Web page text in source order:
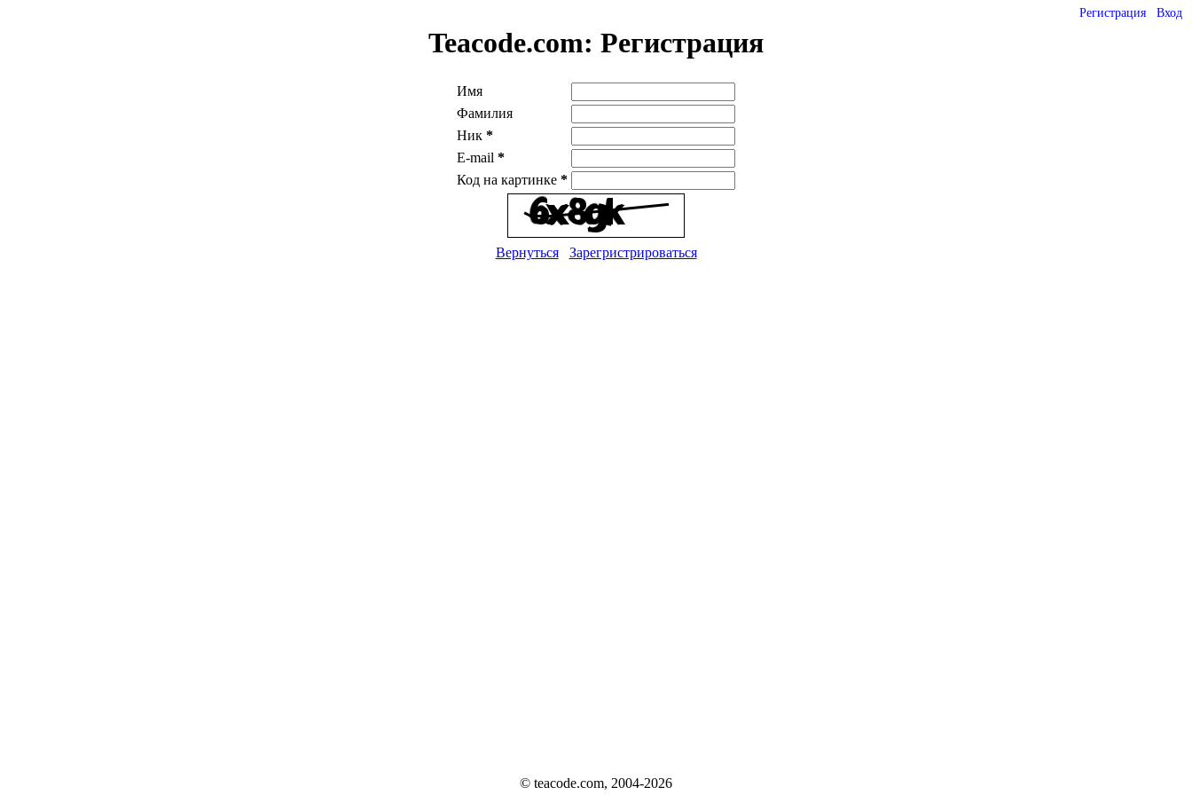
Регистрация Вход
Teacode.com: Регистрация
Имя
Фамилия
Ник *
E-mail *
Код на картинке *
Вернуться Зарегристрироваться
© teacode.com, 2004-2026